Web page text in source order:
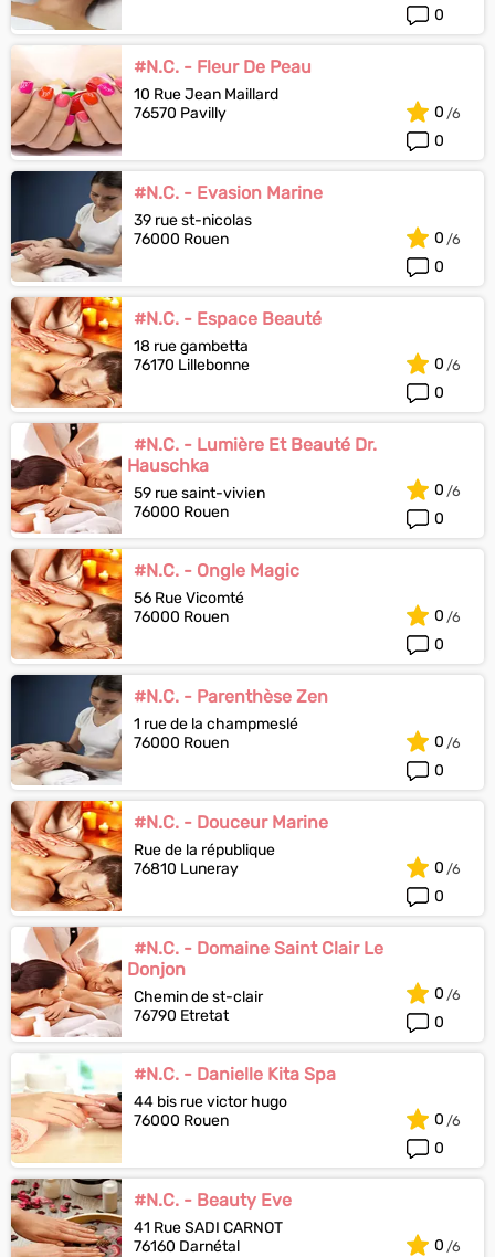
0
#N.C. - Fleur De Peau
10 Rue Jean Maillard
76570 Pavilly
0
0
#N.C. - Evasion Marine
39 rue st-nicolas
76000 Rouen
0
0
#N.C. - Espace Beauté
18 rue gambetta
76170 Lillebonne
0
0
#N.C. - Lumière Et Beauté Dr.
Hauschka
59 rue saint-vivien
76000 Rouen
0
0
#N.C. - Ongle Magic
56 Rue Vicomté
76000 Rouen
0
0
#N.C. - Parenthèse Zen
1 rue de la champmeslé
76000 Rouen
0
0
#N.C. - Douceur Marine
Rue de la république
76810 Luneray
0
0
#N.C. - Domaine Saint Clair Le
Donjon
Chemin de st-clair
76790 Etretat
0
0
#N.C. - Danielle Kita Spa
44 bis rue victor hugo
76000 Rouen
0
0
#N.C. - Beauty Eve
41 Rue SADI CARNOT
76160 Darnétal
0